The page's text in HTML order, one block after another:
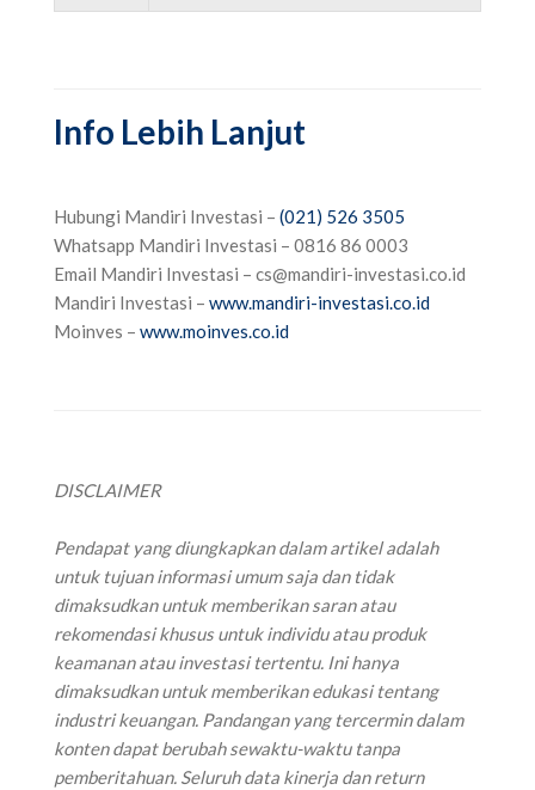
Info Lebih Lanjut
Hubungi Mandiri Investasi – (021) 526 3505
Whatsapp Mandiri Investasi – 0816 86 0003
Email Mandiri Investasi – cs@mandiri-investasi.co.id
Mandiri Investasi – www.mandiri-investasi.co.id
Moinves – www.moinves.co.id
DISCLAIMER
Pendapat yang diungkapkan dalam artikel adalah
untuk tujuan informasi umum saja dan tidak
dimaksudkan untuk memberikan saran atau
rekomendasi khusus untuk individu atau produk
keamanan atau investasi tertentu. Ini hanya
dimaksudkan untuk memberikan edukasi tentang
industri keuangan. Pandangan yang tercermin dalam
konten dapat berubah sewaktu-waktu tanpa
pemberitahuan. Seluruh data kinerja dan return